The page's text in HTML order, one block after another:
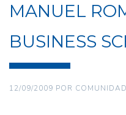
MANUEL
BUSINESS
12/09/2009 POR